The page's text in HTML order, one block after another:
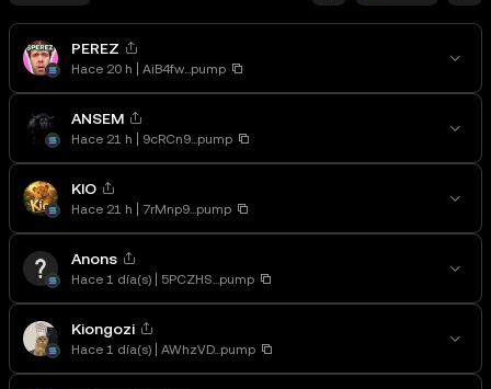
PEREZ
Hace 20 h AiB4fw...pump
ANSEM
Hace 21 h 9cRCn9...pump
KIO
Hace 21 h 7rMnp9...pump
Anons
Hace 1 día(s) 5PCZHS...pump
Kiongozi
Hace 1 día(s) AWhzVD...pump